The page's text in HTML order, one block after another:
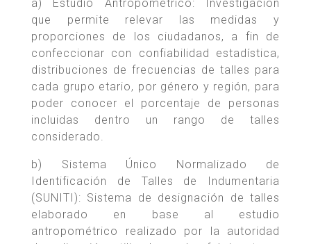
a) Estudio Antropométrico: Investigación
que permite relevar las medidas y
proporciones de los ciudadanos, a fin de
confeccionar con confiabilidad estadística,
distribuciones de frecuencias de talles para
cada grupo etario, por género y región, para
poder conocer el porcentaje de personas
incluidas dentro un rango de talles
considerado.
b) Sistema Único Normalizado de
Identificación de Talles de Indumentaria
(SUNITI): Sistema de designación de talles
elaborado en base al estudio
antropométrico realizado por la autoridad